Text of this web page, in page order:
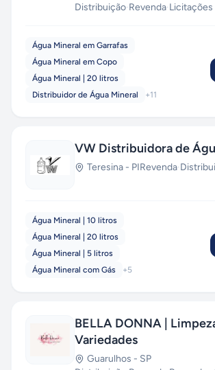
Distribuição·Revenda·Licitações
Água Mineral em Garrafas
Água Mineral em Copo
Água Mineral | 20 litros
Distribuidor de Água Mineral
+11
VW Distribuidora de
Teresina - PIRevenda·
Água Mineral | 10 litros
Água Mineral | 20 litros
Água Mineral | 5 litros
Água Mineral com Gás
+5
BELLA DONNA |
Variedades
Guarulhos - SP